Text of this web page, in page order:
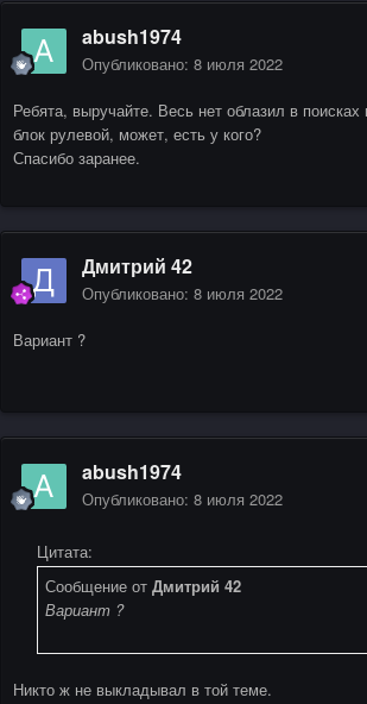
abush1974
Опубликовано: 8 июля 2022
Ребята, выручайте. Весь нет облазил в
блок рулевой, может, есть у кого?
Спасибо заранее.
Дмитрий 42
Опубликовано: 8 июля 2022
Вариант ?
abush1974
Опубликовано: 8 июля 2022
Цитата:
Сообщение от Дмитрий 42
Вариант ?
Никто ж не выкладывал в той теме.